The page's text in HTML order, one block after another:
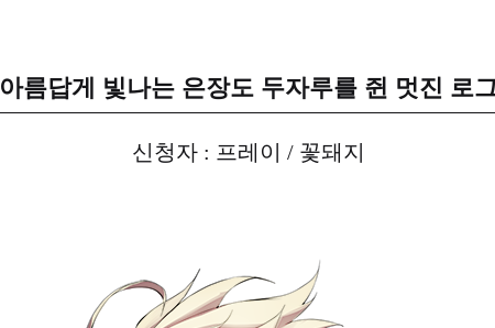
아름답게 빛나는 은장도 두자루를 쥔 멋진 로
신청자 : 프레이 / 꽃돼지